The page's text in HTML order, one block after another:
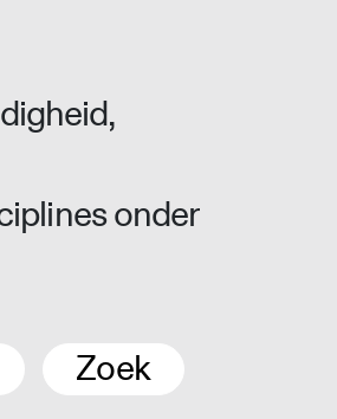
onder
Zoek